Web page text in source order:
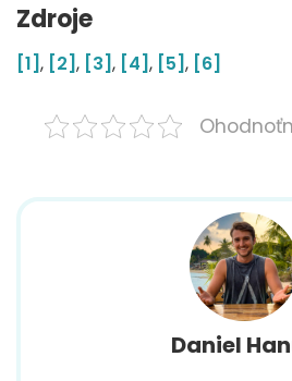
Zdroje
[1], [2], [3], [4], [5], [6]
Daniel